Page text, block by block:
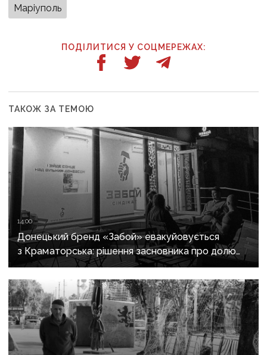
Маріуполь
ПОДІЛИТИСЯ У СОЦМЕРЕЖАХ:
ТАКОЖ ЗА ТЕМОЮ
14:00
Донецький бренд «Забой» евакуйовується
з Краматорська: рішення засновника про долю
шоуруму біля фронту